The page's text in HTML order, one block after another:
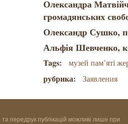
Олександра
громадянських
Олександр Сушко,
Альфія Шевченко,
Tags: музей пам’яті
рубрика: Заявления
та передрук публікацій можливі лише при